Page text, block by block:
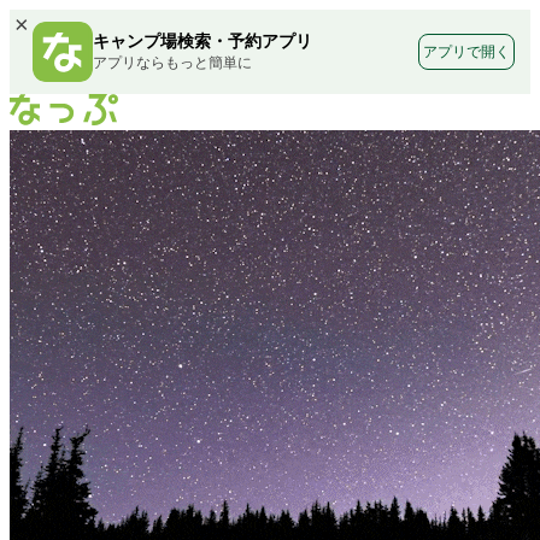
×
キャンプ場検索・予約アプリ
アプリならもっと簡単に
アプリで開く